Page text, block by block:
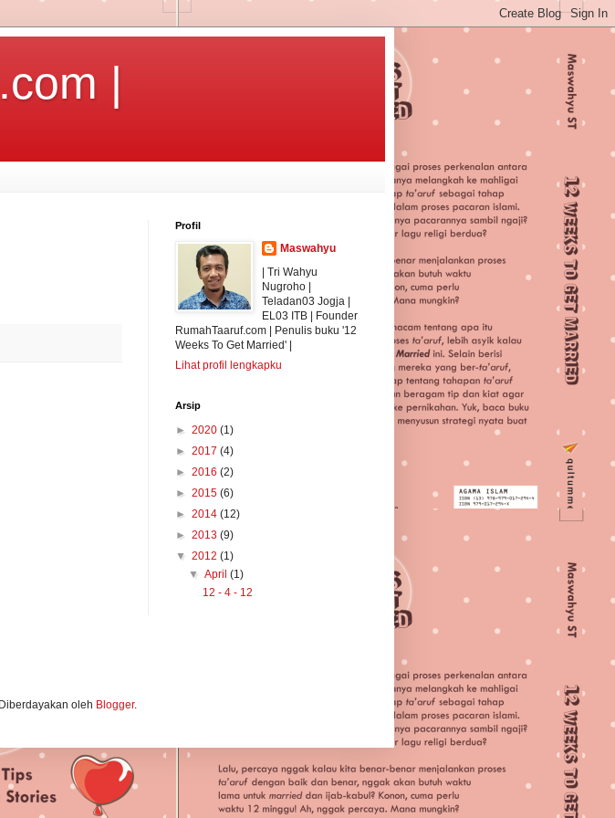
|
Profil
Maswahyu
| Tri Wahyu
Nugroho |
Teladan03 Jogja |
EL03 ITB | Founder
RumahTaaruf.com | Penulis buku '12
Weeks To Get Married' |
Lihat profil lengkapku
Arsip
► 2020 (1)
► 2017 (4)
► 2016 (2)
► 2015 (6)
► 2014 (12)
► 2013 (9)
▼ 2012 (1)
▼April(1)
12 - 4 - 12
oleh Blogger.